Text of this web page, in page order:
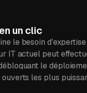
un clic
le besoin
IT actuel peut
le
les plus